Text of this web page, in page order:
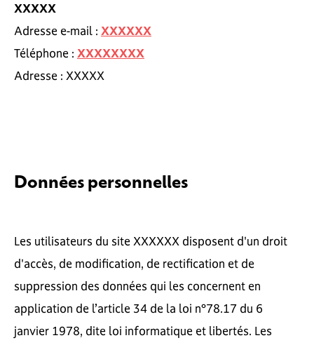
XXXXX
Adresse e-mail : XXXXXX
Téléphone : XXXXXXXX
Adresse : XXXXX
Données personnelles
Les utilisateurs du site XXXXXX disposent d'un droit
d'accès, de modification, de rectification et de
suppression des données qui les concernent en
application de l’article 34 de la loi n°78.17 du 6
janvier 1978, dite loi informatique et libertés. Les